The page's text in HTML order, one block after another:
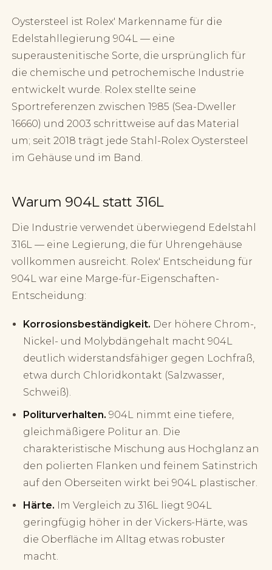
Oystersteel ist Rolex' Markenname für die
Edelstahllegierung 904L — eine
superaustenitische Sorte, die ursprünglich für
die chemische und petrochemische Industrie
entwickelt wurde. Rolex stellte seine
Sportreferenzen zwischen 1985 (Sea-Dweller
16660) und 2003 schrittweise auf das Material
um; seit 2018 trägt jede Stahl-Rolex Oystersteel
im Gehäuse und im Band.
Warum 904L statt 316L
Die Industrie verwendet überwiegend Edelstahl
316L — eine Legierung, die für Uhrengehäuse
vollkommen ausreicht. Rolex' Entscheidung für
904L war eine Marge-für-Eigenschaften-
Entscheidung:
Korrosionsbeständigkeit. Der höhere Chrom-,
Nickel- und Molybdängehalt macht 904L
deutlich widerstandsfähiger gegen Lochfraß,
etwa durch Chloridkontakt (Salzwasser,
Schweiß).
Politurverhalten. 904L nimmt eine tiefere,
gleichmäßigere Politur an. Die
charakteristische Mischung aus Hochglanz an
den polierten Flanken und feinem Satinstrich
auf den Oberseiten wirkt bei 904L plastischer.
Härte. Im Vergleich zu 316L liegt 904L
geringfügig höher in der Vickers-Härte, was
die Oberfläche im Alltag etwas robuster
macht.